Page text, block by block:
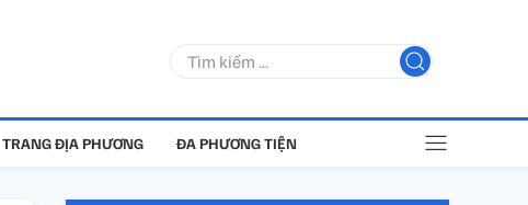
TRANG ĐỊA PHƯƠNG ĐA PHƯƠNG TIỆN